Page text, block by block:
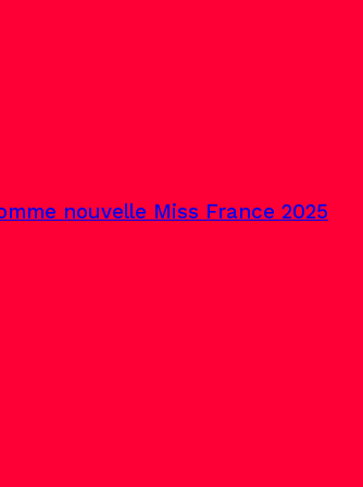
nouvelle Miss France 2025